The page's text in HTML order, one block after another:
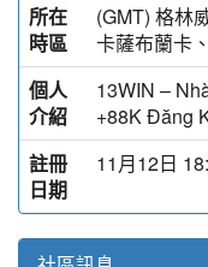
所在
時區
(GMT) 格林
卡薩布蘭卡
個人
介紹
13WIN –
+88K Đăng
註冊
日期
11月12日